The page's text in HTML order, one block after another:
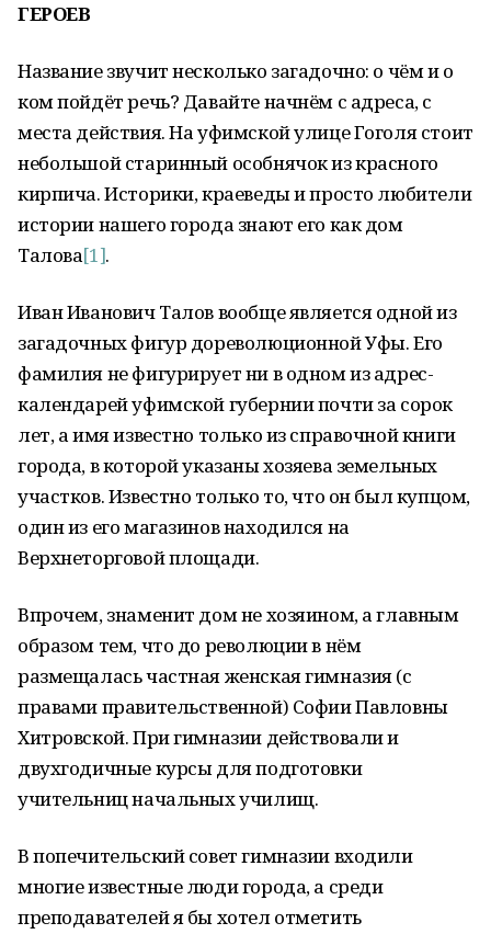
ГЕРОЕВ
Название звучит несколько загадочно: о чём и о
ком пойдёт речь? Давайте начнём с адреса, с
места действия. На уфимской улице Гоголя стоит
небольшой старинный особнячок из красного
кирпича. Историки, краеведы и просто любители
истории нашего города знают его как дом
Талова[1].
Иван Иванович Талов вообще является одной из
загадочных фигур дореволюционной Уфы. Его
фамилия не фигурирует ни в одном из адрес-
календарей уфимской губернии почти за сорок
лет, а имя известно только из справочной книги
города, в которой указаны хозяева земельных
участков. Известно только то, что он был купцом,
один из его магазинов находился на
Верхнеторговой площади.
Впрочем, знаменит дом не хозяином, а главным
образом тем, что до революции в нём
размещалась частная женская гимназия (с
правами правительственной) Софии Павловны
Хитровской. При гимназии действовали и
двухгодичные курсы для подготовки
учительниц начальных училищ.
В попечительский совет гимназии входили
многие известные люди города, а среди
преподавателей я бы хотел отметить